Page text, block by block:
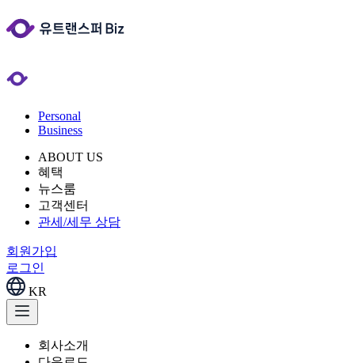
Personal
Business
ABOUT US
혜택
뉴스룸
고객센터
관세/세무 상담
회원가입
로그인
KR
회사소개